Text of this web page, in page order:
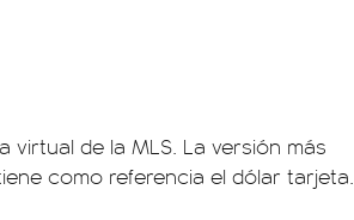
virtual de la MLS. La versión más
como referencia el dólar tarjeta.